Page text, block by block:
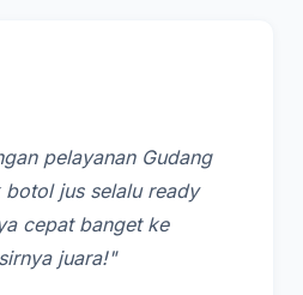
pelayanan Gudang
botol jus selalu ready
cepat banget ke
juara!"